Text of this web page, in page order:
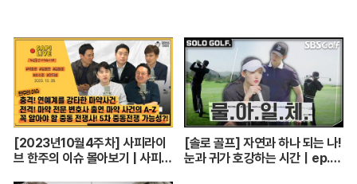
[2023년10월4주차] 사피라이
브 한주의 이슈 몰아보기 | 사피라
[솔로 골프] 자연과 하나 되는 나!
눈과 귀가 호강하는 시간｜ep.1-